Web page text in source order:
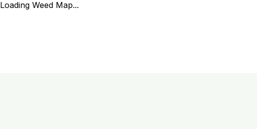
Loading Weed Map...